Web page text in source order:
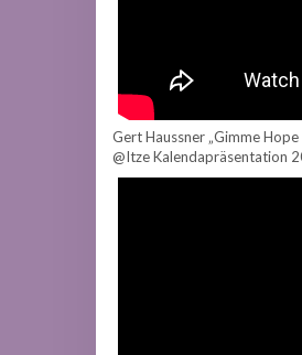
Gert Haussner „Gimme Hope
@Itze Kalendapräsentation